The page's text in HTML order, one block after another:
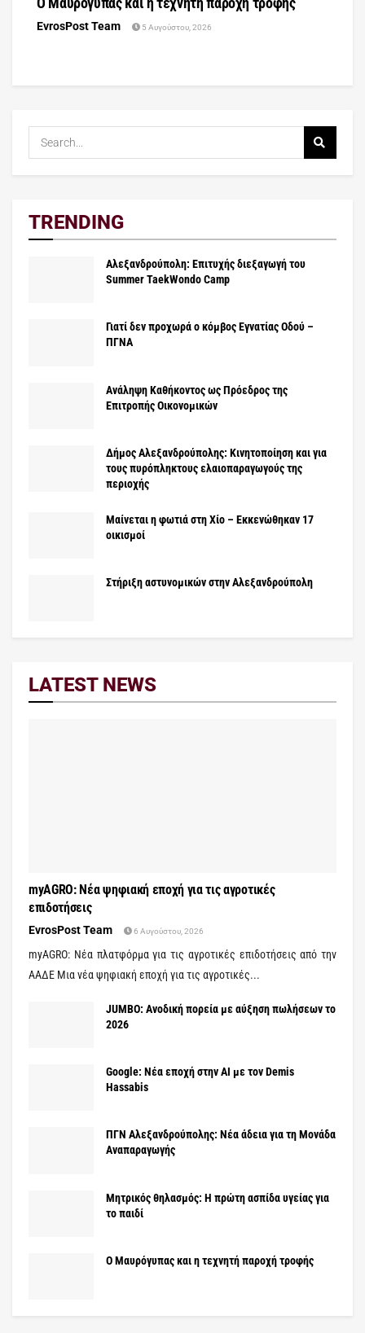
EvrosPost Team 5 Αυγούστου, 2026
TRENDING
Αλεξανδρούπολη: Επιτυχής διεξαγωγή του
Summer TaekWondo Camp
Γιατί δεν προχωρά ο κόμβος Εγνατίας Οδού –
ΠΓΝΑ
Ανάληψη Καθήκοντος ως Πρόεδρος της
Επιτροπής Οικονομικών
Δήμος Αλεξανδρούπολης: Κινητοποίηση και για
τους πυρόπληκτους ελαιοπαραγωγούς της
περιοχής
Μαίνεται η φωτιά στη Χίο – Εκκενώθηκαν 17
οικισμοί
Στήριξη αστυνομικών στην Αλεξανδρούπολη
LATEST NEWS
myAGRO: Νέα ψηφιακή εποχή για τις αγροτικές
επιδοτήσεις
EvrosPost Team 6 Αυγούστου, 2026
myAGRO: Νέα πλατφόρμα για τις αγροτικές επιδοτήσεις από την
ΑΑΔΕ Μια νέα ψηφιακή εποχή για τις αγροτικές...
JUMBO: Ανοδική πορεία με αύξηση πωλήσεων το
2026
Google: Νέα εποχή στην AI με τον Demis
Hassabis
ΠΓΝ Αλεξανδρούπολης: Νέα άδεια για τη Μονάδα
Αναπαραγωγής
Μητρικός θηλασμός: Η πρώτη ασπίδα υγείας για
το παιδί
Ο Μαυρόγυπας και η τεχνητή παροχή τροφής